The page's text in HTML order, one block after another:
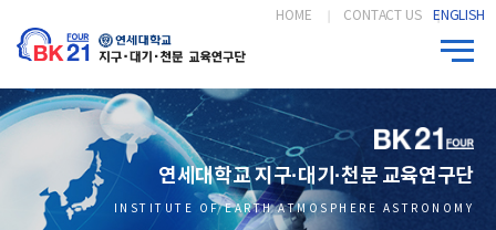
HOME CONTACT US ENGLISH
연세대학교 지구·대기·천문 교육연구단
INSTITUTE OF EARTH ATMOSPHERE ASTRONOMY